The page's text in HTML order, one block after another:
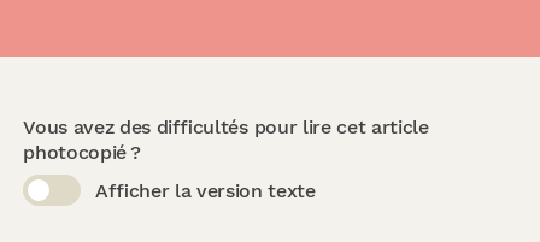
Vous avez des difficultés pour lire cet article
photocopié ?
Afficher la version texte